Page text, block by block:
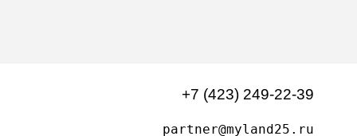
+7 (423) 249-22-39
partner@myland25.ru